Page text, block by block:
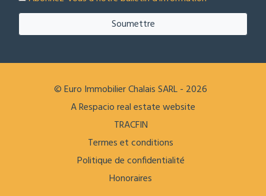
Soumettre
© Euro Immobilier Chalais SARL - 2026
A Respacio real estate website
TRACFIN
Termes et conditions
Politique de confidentialité
Honoraires